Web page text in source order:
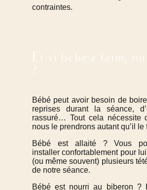
contraintes.
Et si bébé a faim,
?
Bébé peut avoir besoin de
reprises durant la séance,
rassuré… Tout cela nécessite
nous le prendrons autant qu’il le
Bébé est allaité ? Vous
installer confortablement pour
(ou même souvent) plusieurs
de notre séance.
Bébé est nourri au biberon ?